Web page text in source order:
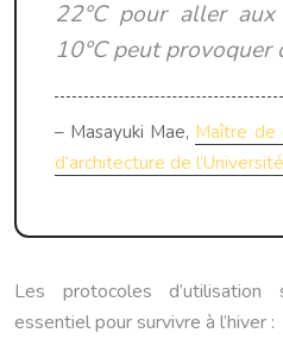
22°C pour aller
10°C peut provoquer
– Masayuki Mae, Maître de
d’architecture de
Les protocoles
essentiel pour survivre à l’hiver :